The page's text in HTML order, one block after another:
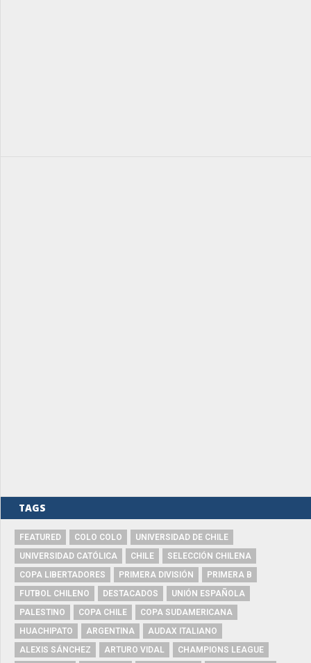
TAGS
FEATURED COLO COLO
UNIVERSIDAD DE CHILE
UNIVERSIDAD CATÓLICA
CHILE
SELECCIÓN CHILENA
COPA LIBERTADORES
PRIMERA DIVISIÓN
PRIMERA B
FUTBOL CHILENO
DESTACADOS
UNIÓN ESPAÑOLA
PALESTINO
COPA CHILE
COPA SUDAMERICANA
HUACHIPATO
ARGENTINA
AUDAX ITALIANO
ALEXIS SÁNCHEZ
ARTURO VIDAL
CHAMPIONS LEAGUE